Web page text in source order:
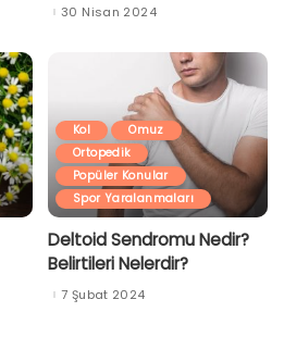
30 Nisan 2024
Kol
Omuz
Ortopedik
Popüler Konular
Spor Yaralanmaları
Deltoid Sendromu Nedir?
Belirtileri Nelerdir?
7 Şubat 2024